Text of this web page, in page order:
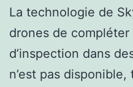
La technologie de
drones de
d’inspection dans
n’est pas